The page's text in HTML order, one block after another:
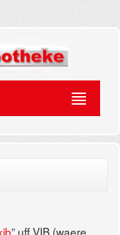
” uff VIB (waere